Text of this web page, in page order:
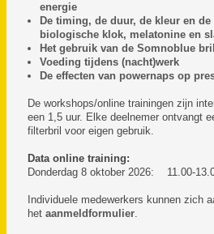
energie
De timing, de duur, de kleur en
biologische klok, melatonine en
Het gebruik van de Somnoblue
Voeding tijdens (nacht)werk
De effecten van powernaps op
De workshops/online trainingen zijn
een 1,5 uur. Elke deelnemer ontvangt
filterbril voor eigen gebruik.
Data online training:
Donderdag 8 oktober 2026: 11.00-
Individuele medewerkers kunnen zich
het aanmeldformulier.